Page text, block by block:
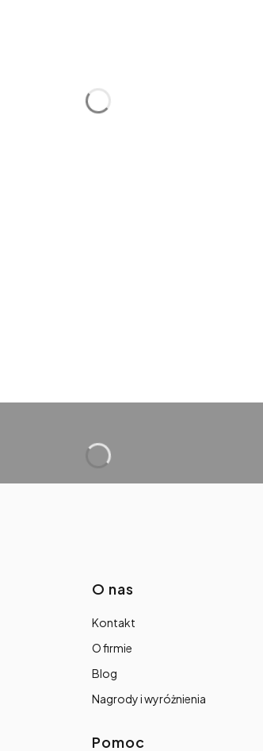
Linki w
O nas
Kontakt
O firmie
Blog
Nagrody i wyróżnienia
Pomoc